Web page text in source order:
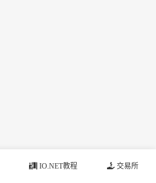
IO.NET教程 交易所